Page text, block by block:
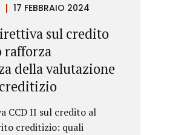
17 FEBBRAIO 2024
sul credito
rafforza
della valutazione
creditizio: quali